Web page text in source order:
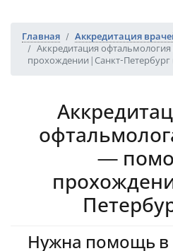
Главная
Аккредитация
Аккредитация
прохождении | Санкт-
—
Нужна помощь в